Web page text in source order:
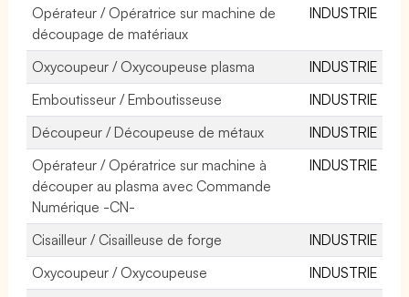
Opérateur / Opératrice sur machine de
découpage de matériaux
INDUSTRIE
Oxycoupeur / Oxycoupeuse plasma
INDUSTRIE
Emboutisseur / Emboutisseuse
INDUSTRIE
Découpeur / Découpeuse de métaux
INDUSTRIE
Opérateur / Opératrice sur machine à
découper au plasma avec Commande
Numérique -CN-
INDUSTRIE
Cisailleur / Cisailleuse de forge
INDUSTRIE
Oxycoupeur / Oxycoupeuse
INDUSTRIE